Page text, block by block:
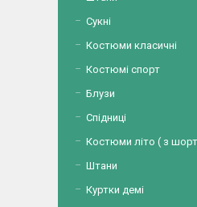
Сукні
Костюми класичні
Костюмі спорт
Блузи
Спідниці
Костюми літо ( з
Штани
Куртки демі